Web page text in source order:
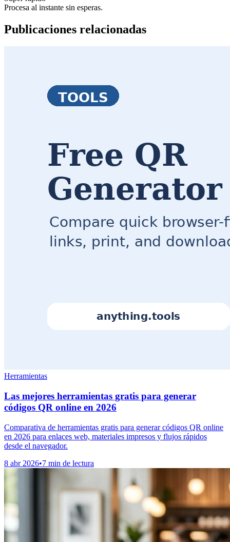
Procesa al instante sin esperas.
Publicaciones relacionadas
Herramientas
Las mejores herramientas gratis para generar
códigos QR online en 2026
Comparativa de herramientas gratis para generar códigos QR online
en 2026 para enlaces web, materiales impresos y flujos rápidos
desde el navegador.
8 abr 2026•7 min de lectura